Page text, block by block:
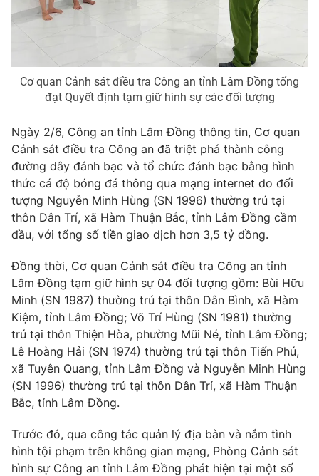
Phim VTV
Nhân vật
Khán giả
Giải trí
Điện ảnh
Âm nhạc
Đời sống
Du lịch
Chất lượng cuộc sống
Giáo dục
Tuyển sinh
Học trực tuyến
Công nghệ
Hitech Công nghệ tương lai
Sản phẩm
Thị trường
Giao lưu trực tuyến
Lịch phát sóng
Chuyên mục khác
Emagazine Podcast
Photo Infographic
Video Shorts video
VTV Money VTV Thể thao
VTV Sức khoẻ Bất động sản
Cơ quan Cảnh sát điều tra Công an tỉnh Lâm Đồng tống
đạt Quyết định tạm giữ hình sự các đối tượng
Ngày 2/6, Công an tỉnh Lâm Đồng thông tin, Cơ quan
Cảnh sát điều tra Công an đã triệt phá thành công
đường dây đánh bạc và tổ chức đánh bạc bằng hình
thức cá độ bóng đá thông qua mạng internet do đối
tượng Nguyễn Minh Hùng (SN 1996) thường trú tại
thôn Dân Trí, xã Hàm Thuận Bắc, tỉnh Lâm Đồng cầm
đầu, với tổng số tiền giao dịch hơn 3,5 tỷ đồng.
Đồng thời, Cơ quan Cảnh sát điều tra Công an tỉnh
Lâm Đồng tạm giữ hình sự 04 đối tượng gồm: Bùi Hữu
Minh (SN 1987) thường trú tại thôn Dân Bình, xã Hàm
Kiệm, tỉnh Lâm Đồng; Võ Trí Hùng (SN 1981) thường
trú tại thôn Thiện Hòa, phường Mũi Né, tỉnh Lâm Đồng;
Lê Hoàng Hải (SN 1974) thường trú tại thôn Tiến Phú,
xã Tuyên Quang, tỉnh Lâm Đồng và Nguyễn Minh Hùng
(SN 1996) thường trú tại thôn Dân Trí, xã Hàm Thuận
Bắc, tỉnh Lâm Đồng.
Trước đó, qua công tác quản lý địa bàn và nắm tình
hình tội phạm trên không gian mạng, Phòng Cảnh sát
hình sự Công an tỉnh Lâm Đồng phát hiện tại một số